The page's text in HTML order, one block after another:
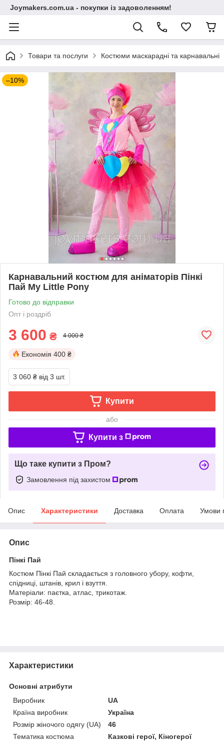
Joymakers.com.ua - покупки із задоволенням!
Товари та послуги Костюми маскарадні та карнавальні
–10%
Карнавальний костюм для аніматорів Пінкі
Пай My Little Pony
Готово до відправки
Опт і роздріб
3 600 ₴ 4 000 ₴
Економія 400 ₴
3 060 ₴ від 3 шт.
Купити
або
Купити з
Що таке купити з Пром?
Замовлення під захистом
Опис Характеристики Доставка Оплата Умови
Опис
Пінкі Пай
Костюм Пінкі Пай складається з головного убору, кофти,
спідниці, штанів, крил і взуття.
Матеріали: паєтка, атлас, трикотаж.
Розмір: 46-48.
Характеристики
Основні атрибути
Виробник
UA
Країна виробник
Україна
Розмір жіночого одягу (UA)
46
Тематика костюма
Казкові герої, Кіногерої